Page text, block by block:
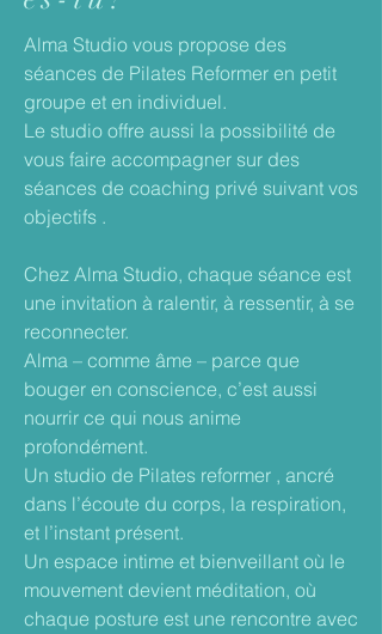
Alma Studio vous propose des
séances de Pilates Reformer en petit
groupe et en individuel.
Le studio offre aussi la possibilité de
vous faire accompagner sur des
séances de coaching privé suivant vos
objectifs .
Chez Alma Studio, chaque séance est
une invitation à ralentir, à ressentir, à se
reconnecter.
Alma – comme âme – parce que
bouger en conscience, c’est aussi
nourrir ce qui nous anime
profondément.
Un studio de Pilates reformer , ancré
dans l’écoute du corps, la respiration,
et l’instant présent.
Un espace intime et bienveillant où le
mouvement devient méditation, où
chaque posture est une rencontre avec